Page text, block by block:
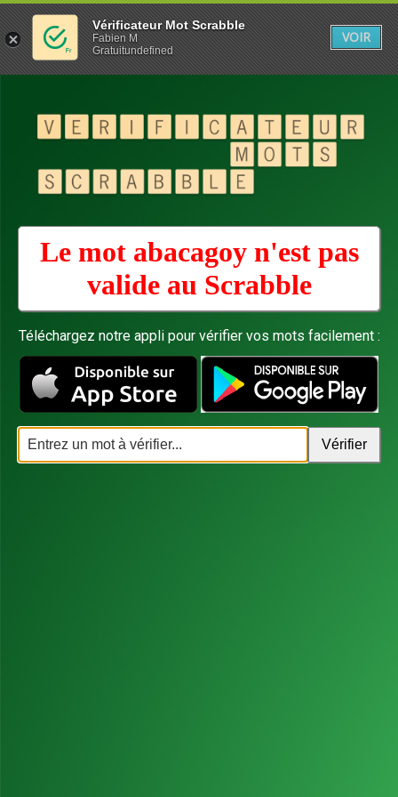
Le mot abacagoy n'est pas
valide au Scrabble
Téléchargez notre appli pour vérifier vos mots facilement :
Vérificateur Mot Scrabble
Fabien M
Gratuitundefined
VOIR